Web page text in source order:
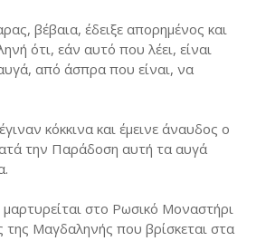
βέβαια, έδειξε απορημένος και
ότι, εάν αυτό που λέει, είναι
από άσπρα που είναι, να
κόκκινα και έμεινε άναυδος ο
την Παράδοση αυτή τα αυγά
στο Ρωσικό Μοναστήρι
της Μαγδαληνής που βρίσκεται στα